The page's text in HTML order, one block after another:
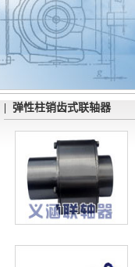
| 弹性柱销齿式联轴器